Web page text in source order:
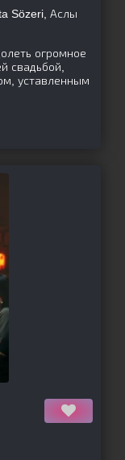
Sözeri, Аслы
огромное
свадьбой,
уставленным